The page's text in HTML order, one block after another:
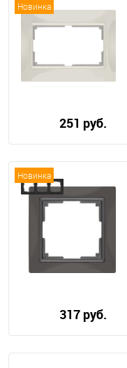
Новинка
251 руб.
Новинка
317 руб.